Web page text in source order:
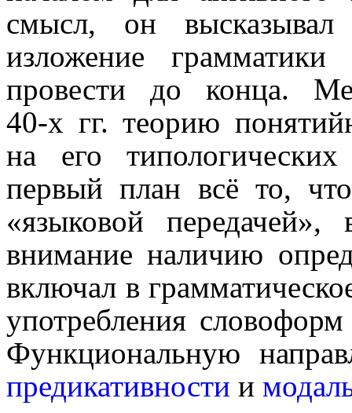
смысл, он
изложение
провести до конца.
40‑х гг. теорию
на его
первый план всё то,
«языковой
внимание наличию
включал в
употребления
Функциональную
предикативности и